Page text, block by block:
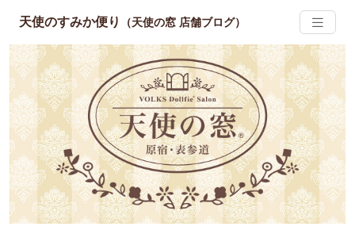
天使のすみか便り （天使の窓 店舗ブログ）